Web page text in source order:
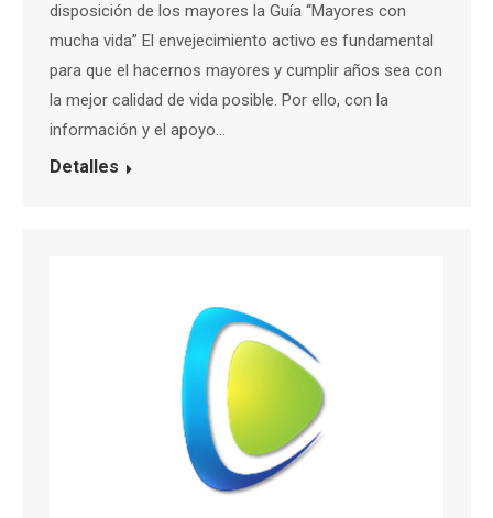
disposición de los mayores la Guía “Mayores con
mucha vida” El envejecimiento activo es fundamental
para que el hacernos mayores y cumplir años sea con
la mejor calidad de vida posible. Por ello, con la
información y el apoyo…
Detalles